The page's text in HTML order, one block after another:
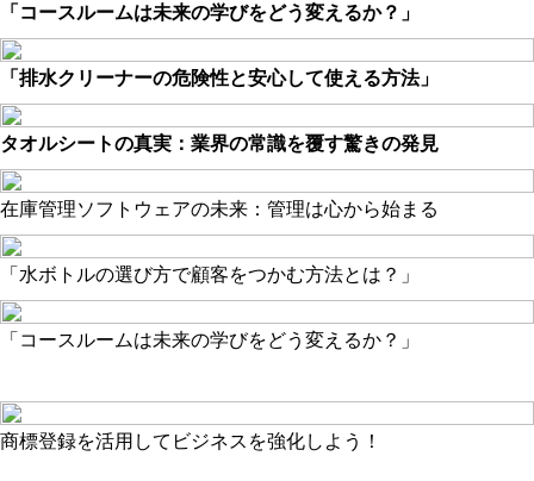
「コースルームは未来の学びをどう変えるか？」
「排水クリーナーの危険性と安心して使える方法」
タオルシートの真実：業界の常識を覆す驚きの発見
在庫管理ソフトウェアの未来：管理は心から始まる
「水ボトルの選び方で顧客をつかむ方法とは？」
「コースルームは未来の学びをどう変えるか？」
商標登録を活用してビジネスを強化しよう！